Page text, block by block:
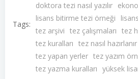
Tags:
doktora tezi nasıl yazılır
lisans bitirme tezi örneği
tez arşivi tez çalışmaları tez
tez kuralları tez nasıl hazırlanır
tez yapan yerler tez yazım
tez yazma kuralları yüksek